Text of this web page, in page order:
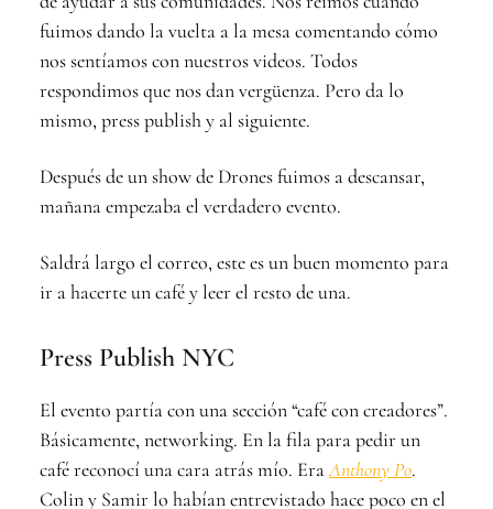
fuimos dando la vuelta a la mesa comentando cómo
nos sentíamos con nuestros videos. Todos
respondimos que nos dan vergüenza. Pero da lo
mismo, press publish y al siguiente.
Después de un show de Drones fuimos a descansar,
mañana empezaba el verdadero evento.
Saldrá largo el correo, este es un buen momento para
ir a hacerte un café y leer el resto de una.
Press Publish NYC
El evento partía con una sección “café con creadores”.
Básicamente, networking. En la fila para pedir un
café reconocí una cara atrás mío. EraAnthony Po.
Colin y Samir lo habían entrevistado hace poco en el